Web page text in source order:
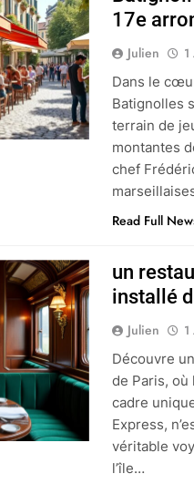
17e
Julien
Dans le
Batignolles
terrain de
montantes
chef
Read Full
un
installé
Julien
Découvre
de Paris,
cadre
Express,
véritable
l’île…